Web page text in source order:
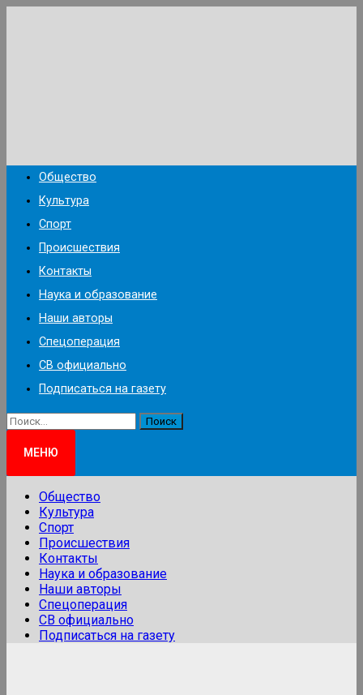
Общество
Культура
Спорт
Происшествия
Контакты
Наука и образование
Наши авторы
Спецоперация
СВ официально
Подписаться на газету
Найти:
МЕНЮ
Общество
Культура
Спорт
Происшествия
Контакты
Наука и образование
Наши авторы
Спецоперация
СВ официально
Подписаться на газету